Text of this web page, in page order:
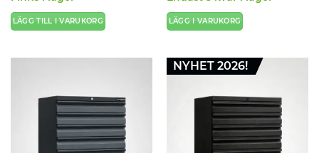
LÄGG TILL I VARUKORG LÄGG I VARUKORG
NYHET 2026!